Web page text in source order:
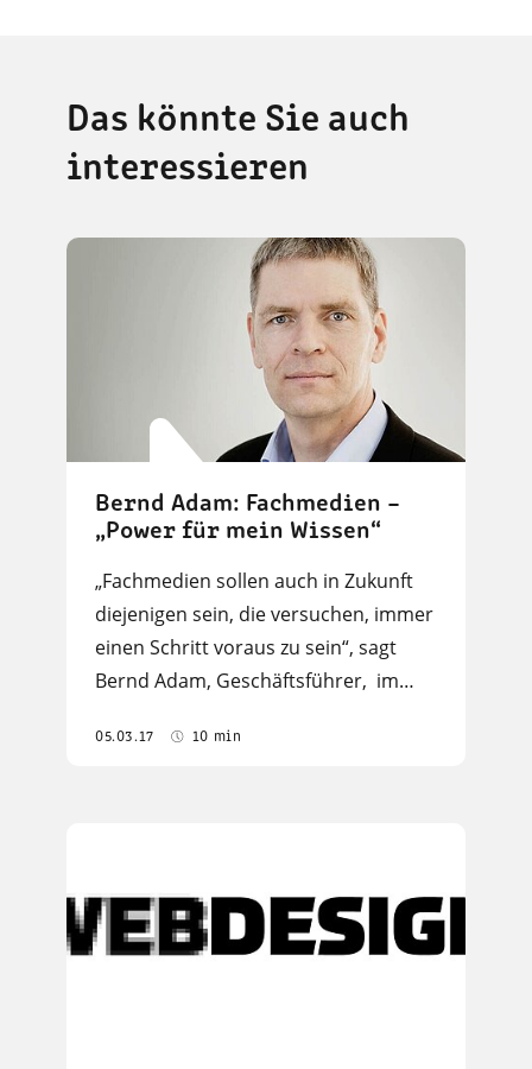
Das könnte Sie auch
interessieren
Bernd Adam: Fachmedien –
„Power für mein Wissen“
„Fachmedien sollen auch in Zukunft
diejenigen sein, die versuchen, immer
einen Schritt voraus zu sein“, sagt
Bernd Adam, Geschäftsführer, im…
05.03.17 10 min